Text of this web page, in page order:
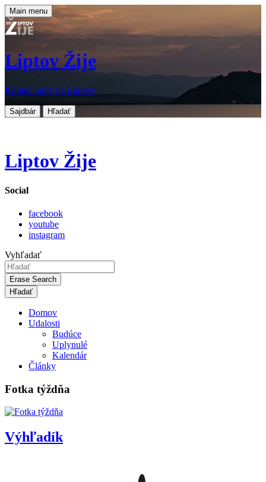
Main menu
Liptov Žije
Koniec nudy na Liptove
Sajdbár Hľadať
Liptov Žije
Social
facebook
youtube
instagram
Vyhľadať
Erase Search
Domov
Udalosti
Budúce
Uplynulé
Kalendár
Články
Fotka týždňa
Výhľadík